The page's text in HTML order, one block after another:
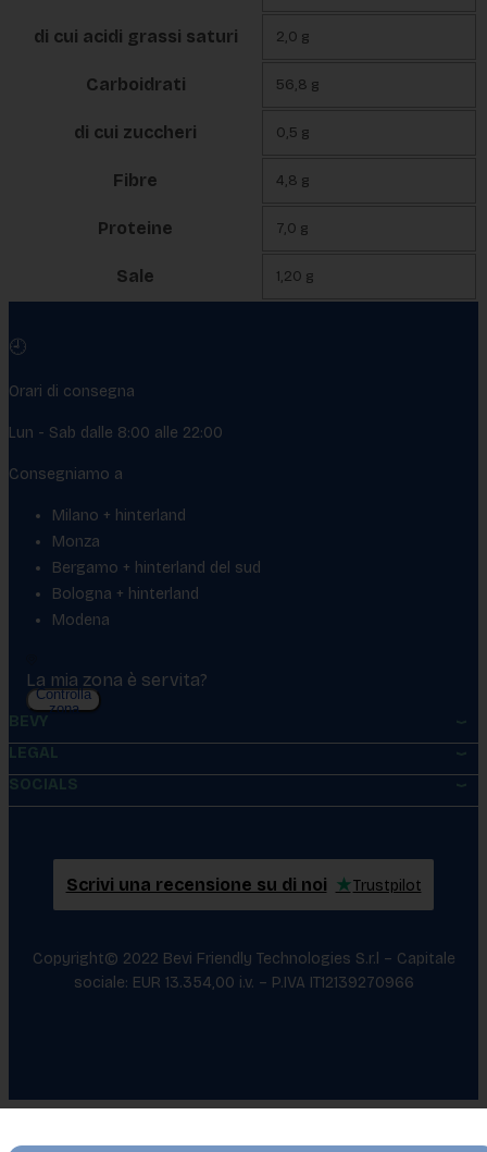
di cui acidi grassi saturi 2,0 g
Carboidrati 56,8 g
di cui zuccheri 0,5 g
Fibre 4,8 g
Proteine 7,0 g
Sale 1,20 g
🕘
Orari di consegna
Lun - Sab dalle 8:00 alle 22:00
Consegniamo a
Milano + hinterland
Monza
Bergamo + hinterland del sud
Bologna + hinterland
Modena
La mia zona è servita?
Controlla
zona
BEVY
LEGAL
SOCIALS
Scrivi una recensione su di noi ★Trustpilot
Copyright© 2022 Bevi Friendly Technologies S.r.l – Capitale
sociale: EUR 13.354,00 i.v. – P.IVA IT12139270966